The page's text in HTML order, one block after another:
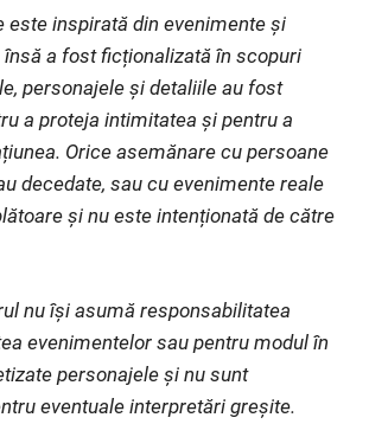
este inspirată din evenimente și
însă a fost ficționalizată în scopuri
personajele și detaliile au fost
a proteja intimitatea și pentru a
Orice asemănare cu persoane
decedate, sau cu evenimente reale
și nu este intenționată de către
nu își asumă responsabilitatea
evenimentelor sau pentru modul în
personajele și nu sunt
eventuale interpretări greșite.